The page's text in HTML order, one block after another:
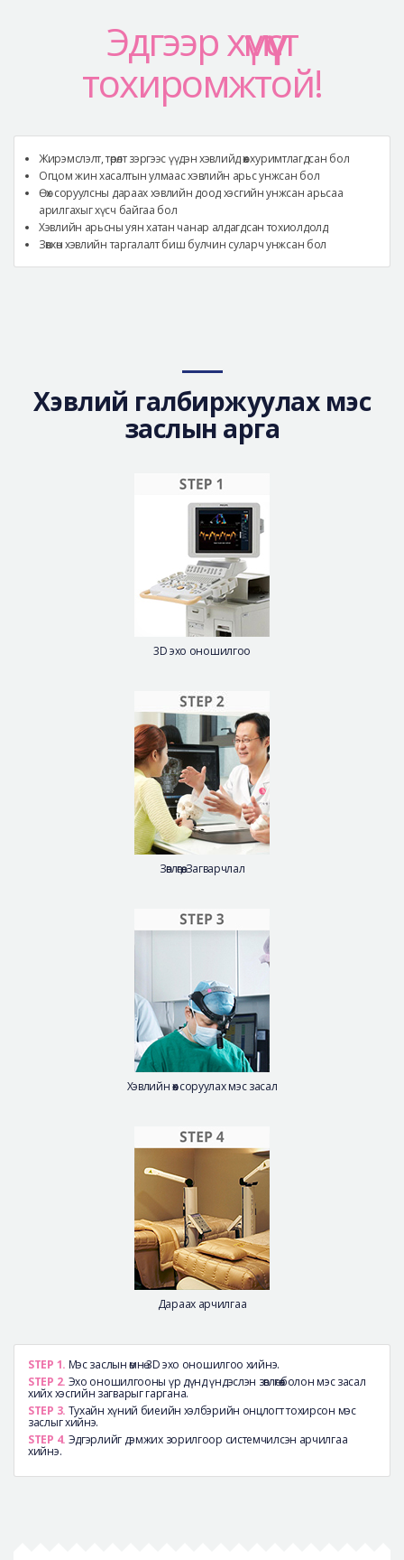
Эдгээр хүмүүст
тохиромжтой!
Жирэмслэлт, төрөлт зэргээс үүдэн хэвлийд өөх хуримтлагдсан бол
Огцом жин хасалтын улмаас хэвлийн арьс унжсан бол
Өөх соруулсны дараах хэвлийн доод хэсгийн унжсан арьсаа
арилгахыг хүсч байгаа бол
Хэвлийн арьсны уян хатан чанар алдагдсан тохиолдолд
Зөвхөн хэвлийн таргалалт биш булчин суларч унжсан бол
Хэвлий галбиржуулах мэс
заслын арга
3D эхо оношилгоо
Зөвлөгөө, Загварчлал
Хэвлийн өөх соруулах мэс засал
Дараах арчилгаа
STEP 1. Мэс заслын өмнө 3D эхо оношилгоо хийнэ.
STEP 2. Эхо оношилгооны үр дүнд үндэслэн зөвлөгөө болон мэс засал
хийх хэсгийн загварыг гаргана.
STEP 3. Тухайн хүний биеийн хэлбэрийн онцлогт тохирсон мэс
заслыг хийнэ.
STEP 4. Эдгэрлийг дэмжих зорилгоор системчилсэн арчилгаа
хийнэ.